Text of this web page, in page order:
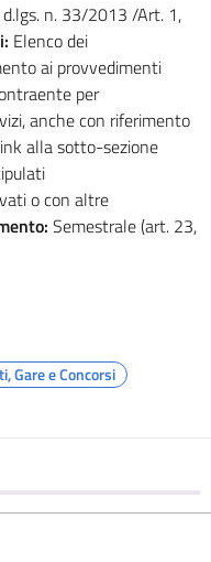
n. 33/2013 /Art. 1,
Elenco dei
ai provvedimenti
per
anche con riferimento
alla sotto-sezione
o con altre
Semestrale (art. 23,
Gare e Concorsi